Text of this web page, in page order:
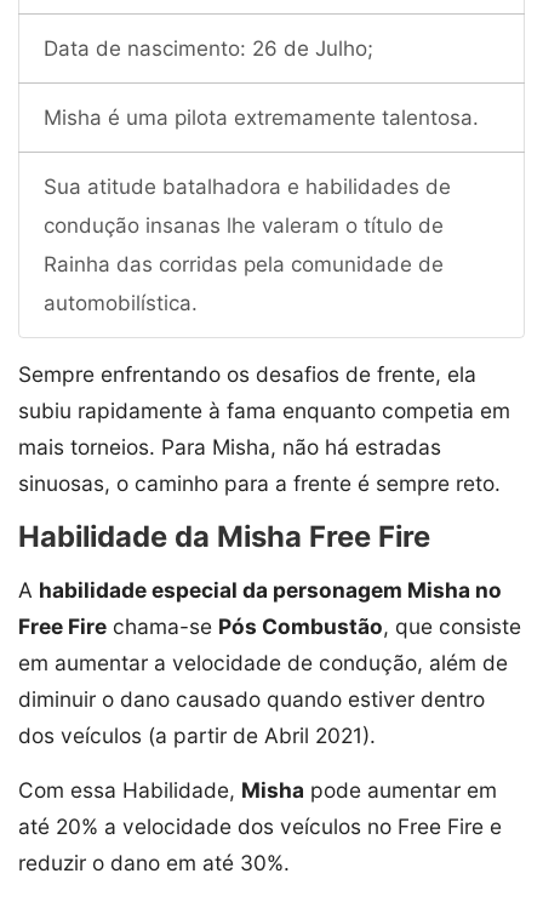
Data de nascimento: 26 de Julho;
Misha é uma pilota extremamente talentosa.
Sua atitude batalhadora e habilidades de
condução insanas lhe valeram o título de
Rainha das corridas pela comunidade de
automobilística.
Sempre enfrentando os desafios de frente, ela
subiu rapidamente à fama enquanto competia em
mais torneios. Para Misha, não há estradas
sinuosas, o caminho para a frente é sempre reto.
Habilidade da Misha Free Fire
A habilidade especial da personagem Misha no
Free Fire chama-se Pós Combustão, que consiste
em aumentar a velocidade de condução, além de
diminuir o dano causado quando estiver dentro
dos veículos (a partir de Abril 2021).
Com essa Habilidade, Misha pode aumentar em
até 20% a velocidade dos veículos no Free Fire e
reduzir o dano em até 30%.